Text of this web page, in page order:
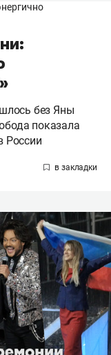
без Яны
показала
России